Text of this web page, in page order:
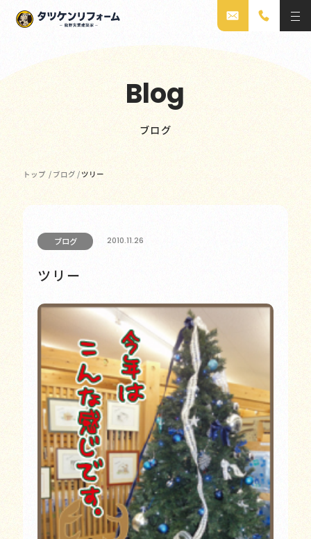
Blog
ブログ
トップ / ブログ / ツリー
ブログ 2010.11.26
ツリー